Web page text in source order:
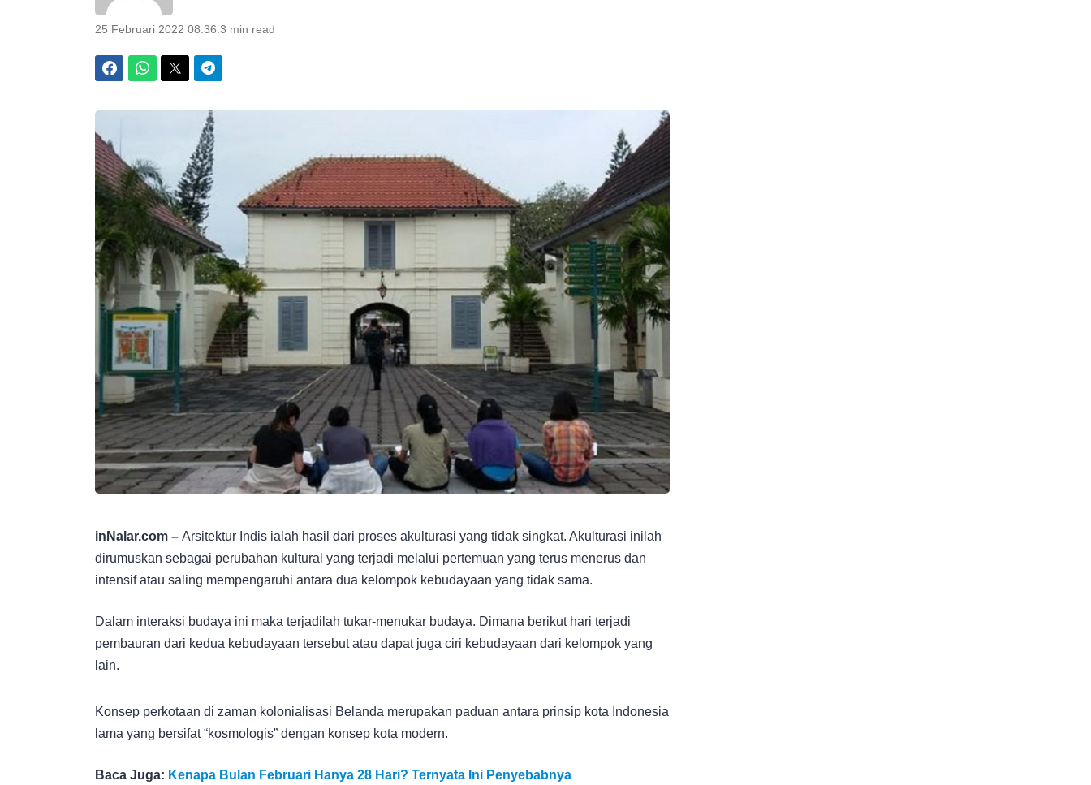
25 Februari 2022 08:36 3 min read
inNalar.com – Arsitektur Indis ialah hasil dari proses akulturasi yang tidak singkat. Akulturasi inilah
dirumuskan sebagai perubahan kultural yang terjadi melalui pertemuan yang terus menerus dan
intensif atau saling mempengaruhi antara dua kelompok kebudayaan yang tidak sama.
Dalam interaksi budaya ini maka terjadilah tukar-menukar budaya. Dimana berikut hari terjadi
pembauran dari kedua kebudayaan tersebut atau dapat juga ciri kebudayaan dari kelompok yang
lain.
Konsep perkotaan di zaman kolonialisasi Belanda merupakan paduan antara prinsip kota Indonesia
lama yang bersifat “kosmologis” dengan konsep kota modern.
Baca Juga: Kenapa Bulan Februari Hanya 28 Hari? Ternyata Ini Penyebabnya